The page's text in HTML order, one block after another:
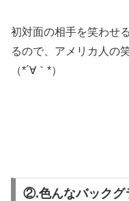
初対面の相手を笑わせ
るので、アメリカ人の
（*´∀｀*）
②.色んなバックグ